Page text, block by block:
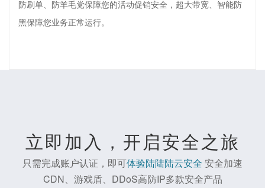
防刷单、防羊毛党保障您的活动促销安全，超大带宽、智能防
黑保障您业务正常运行。
立即加入，开启安全之旅
只需完成账户认证，即可体验陆陆陆云安全 安全加速
CDN、游戏盾、DDoS高防IP多款安全产品